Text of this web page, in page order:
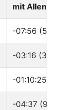
mit Allen
-07:56
-03:16
-01:10:25
-04:37 (90.)